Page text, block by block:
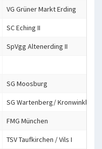
VG Grüner Markt Erding
SC Eching II
SpVgg Altenerding II
SG Moosburg
SG Wartenberg/ Kronwinkl
FMG München
TSV Taufkirchen / Vils I